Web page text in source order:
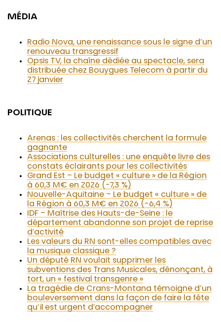
MÉDIA
Radio Nova, une renaissance sous le signe d’un
renouveau transgressif
Opsis TV, la chaîne dédiée au spectacle, sera
distribuée chez Bouygues Telecom à partir du
27 janvier
POLITIQUE
Arenas : les collectivités cherchent la formule
gagnante
Associations culturelles : une enquête livre des
constats éclairants pour les collectivités
Grand Est – Le budget « culture » de la Région
à 60,3 M€ en 2026 (-7,3 %)
Nouvelle-Aquitaine – Le budget « culture » de
la Région à 60,3 M€ en 2026 (-6,4 %)
IDF – Maîtrise des Hauts-de-Seine : le
département abandonne son projet de reprise
d’activité
Les valeurs du RN sont-elles compatibles avec
la musique classique ?
Un député RN voulait supprimer les
subventions des Trans Musicales, dénonçant, à
tort, un « festival transgenre »
La tragédie de Crans-Montana témoigne d’un
bouleversement dans la façon de faire la fête
qu’il est urgent d’accompagner